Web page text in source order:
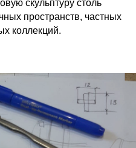
скульптуру столь
пространств, частных
коллекций.